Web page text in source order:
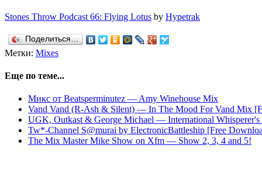
Stones Throw Podcast 66: Flying Lotus by Hypetrak
Поделиться…
Метки: Mixes
Еще по теме...
Микс от Beatsperminutez — Amy Winehouse Mix
Vand Vand (R-Ash & Silent) — In The Mood For Vand Mix
UGK, Outkast & George Michael — International
Tw*-Channel S@murai by ElectronicBattleship [Free
The Mix Master Mike Show on Xfm — Show 2, 3, 4 and 5!